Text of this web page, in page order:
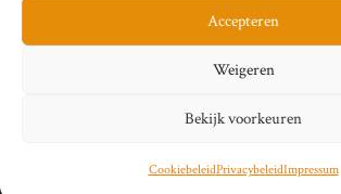
Accepteren
Weigeren
Bekijk voorkeuren
CookiebeleidPrivacybeleidImpressum
Sitemap Contact Privacybeleid (EU)
Cookiebeleid (EU)